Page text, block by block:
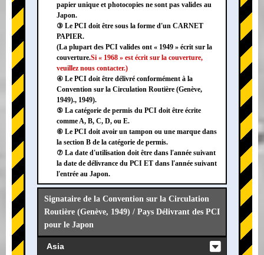
papier unique et photocopies ne sont pas valides au
Japon.
③ Le PCI doit être sous la forme d'un CARNET
PAPIER.
(La plupart des PCI valides ont « 1949 » écrit sur la
couverture.Si « 1968 » est écrit sur la couverture,
veuillez nous contacter.)
④ Le PCI doit être délivré conformément à la
Convention sur la Circulation Routière (Genève,
1949)., 1949).
⑤ La catégorie de permis du PCI doit être écrite
comme A, B, C, D, ou E.
⑥ Le PCI doit avoir un tampon ou une marque dans
la section B de la catégorie de permis.
⑦ La date d'utilisation doit être dans l'année suivant
la date de délivrance du PCI ET dans l'année suivant
l'entrée au Japon.
Signataire de la Convention sur la Circulation
Routière (Genève, 1949) / Pays Délivrant des PCI
pour le Japon
Asia